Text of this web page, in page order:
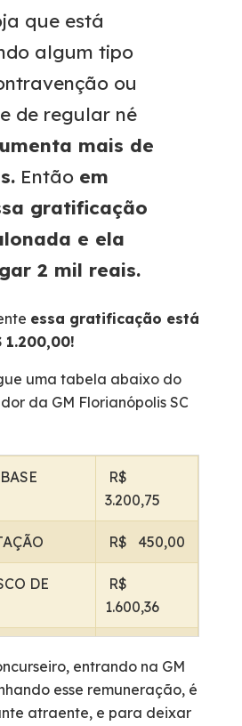
que está
algum tipo
ou
de regular né
mais de
Então em
gratificação
e ela
2 mil reais.
essa gratificação está
1.200,00!
uma tabela abaixo do
da GM Florianópolis SC
R$
3.200,75
R$ 450,00
DE
R$
1.600,36
DE
R$
1.200,00
entrando na GM
esse remuneração, é
atraente, e para deixar